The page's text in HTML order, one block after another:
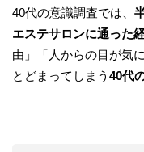
40代の意識調査では、
エステサロンに通った
由」「人からの目が気
とどまってしまう 40代